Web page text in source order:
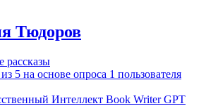
Тюдоров
рассказы
из 5 на основе опроса 1 пользователя
Интеллект Book Writer GPT